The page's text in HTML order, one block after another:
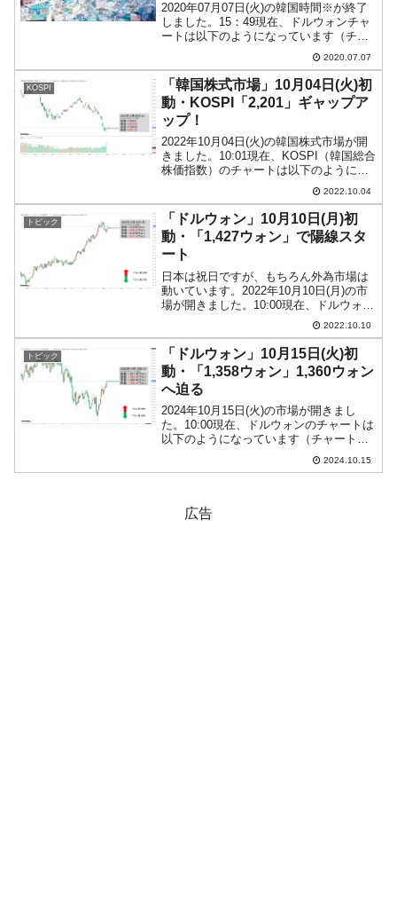
2020年07月07日(火)の韓国時間※が終了
しました。15：49現在、ドルウォンチャ
ートは以下のようになっています（チャ
ートは『Investing.com』より引用：以下
同）。初動段階では陰線でしたが、陽線
に転じ(笑)、ウォン安方向へ進行...
2020.07.07
KOSPI
「韓国株式市場」10月04日(火)初
動・KOSPI「2,201」ギャップア
ップ！
2022年10月04日(火)の韓国株式市場が開
きました。10:01現在、KOSPI（韓国総合
株価指数）のチャートは以下のようにな
『Investing.com』より引用）。投資家別
売買動向は以下です。アメリカ合衆国市
場の...
2022.10.04
トピック
「ドルウォン」10月10日(月)初
動・「1,427ウォン」で陽線スタ
ート
日本は祝日ですが、もちろん外為市場は
動いています。2022年10月10日(月)の市
場が開きました。10:00現在、ドルウォン
のチャートは以下のようになっています
（チャートは『Investing.com』より引
用）。調整が入ってローソク足の形...
2022.10.10
トピック
「ドルウォン」10月15日(火)初
動・「1,358ウォン」1,360ウォン
へ迫る
2024年10月15日(火)の市場が開きまし
た。10:00現在、ドルウォンのチャートは
以下のようになっています（チャートは
『Investing.com』より引用）。前日は陽
線で締まり、本日はそれを受けてのスタ
2024.10.15
広告